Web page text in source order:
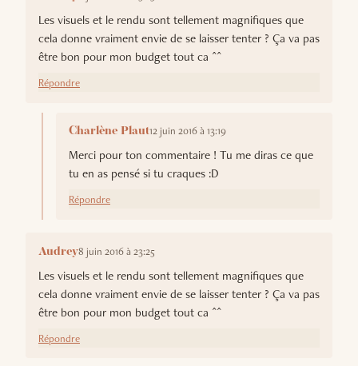
Les visuels et le rendu sont tellement magnifiques que
cela donne vraiment envie de se laisser tenter ? Ça va pas
être bon pour mon budget tout ca ^^
Répondre
Charlène Plaut12 juin 2016 à 13:19
Merci pour ton commentaire ! Tu me diras ce que
tu en as pensé si tu craques :D
Répondre
Audrey8 juin 2016 à 23:25
Les visuels et le rendu sont tellement magnifiques que
cela donne vraiment envie de se laisser tenter ? Ça va pas
être bon pour mon budget tout ca ^^
Répondre